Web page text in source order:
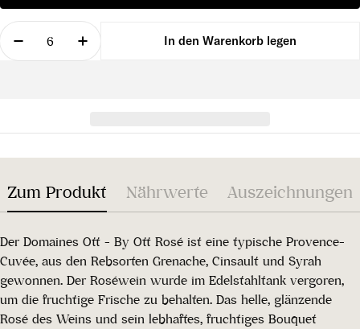
Menge
Menge für By Ott Rosé 2024 verringern
Menge für By Ott Rosé 2024 erhöhen
In den Warenkorb legen
Zum Produkt Nährwerte Auszeichnungen
Der Domaines Ott - By Ott Rosé ist eine typische Provence-
Cuvée, aus den Rebsorten Grenache, Cinsault und Syrah
gewonnen. Der Roséwein wurde im Edelstahltank vergoren,
um die fruchtige Frische zu behalten. Das helle, glänzende
Rosé des Weins und sein lebhaftes, fruchtiges Bouquet